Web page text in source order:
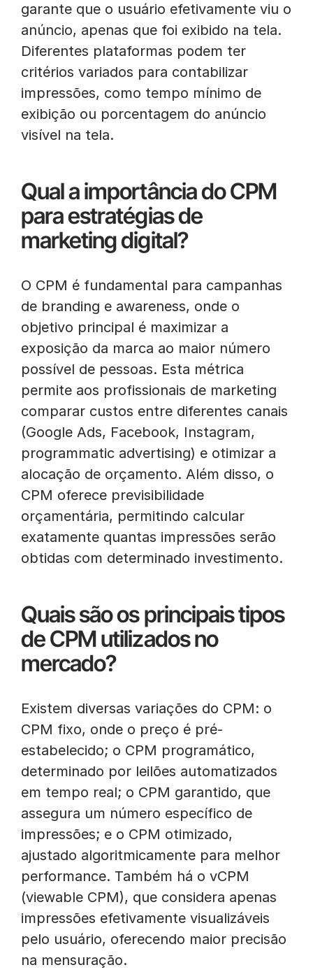
garante que o usuário efetivamente viu o
anúncio, apenas que foi exibido na tela.
Diferentes plataformas podem ter
critérios variados para contabilizar
impressões, como tempo mínimo de
exibição ou porcentagem do anúncio
visível na tela.
Qual a importância do CPM
para estratégias de
marketing digital?
O CPM é fundamental para campanhas
de branding e awareness, onde o
objetivo principal é maximizar a
exposição da marca ao maior número
possível de pessoas. Esta métrica
permite aos profissionais de marketing
comparar custos entre diferentes canais
(Google Ads, Facebook, Instagram,
programmatic advertising) e otimizar a
alocação de orçamento. Além disso, o
CPM oferece previsibilidade
orçamentária, permitindo calcular
exatamente quantas impressões serão
obtidas com determinado investimento.
Quais são os principais tipos
de CPM utilizados no
mercado?
Existem diversas variações do CPM: o
CPM fixo, onde o preço é pré-
estabelecido; o CPM programático,
determinado por leilões automatizados
em tempo real; o CPM garantido, que
assegura um número específico de
impressões; e o CPM otimizado,
ajustado algoritmicamente para melhor
performance. Também há o vCPM
(viewable CPM), que considera apenas
impressões efetivamente visualizáveis
pelo usuário, oferecendo maior precisão
na mensuração.